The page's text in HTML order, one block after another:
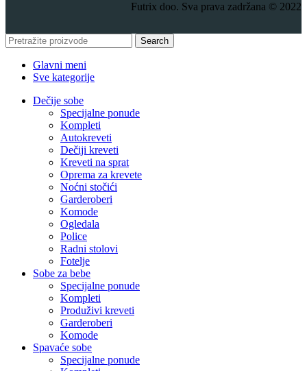
Futrix doo. Sva prava zadržana © 2022
Search
Glavni meni
Sve kategorije
Dečije sobe
Specijalne ponude
Kompleti
Autokreveti
Dečiji kreveti
Kreveti na sprat
Oprema za krevete
Noćni stočići
Garderoberi
Komode
Ogledala
Police
Radni stolovi
Fotelje
Sobe za bebe
Specijalne ponude
Kompleti
Produživi kreveti
Garderoberi
Komode
Spavaće sobe
Specijalne ponude